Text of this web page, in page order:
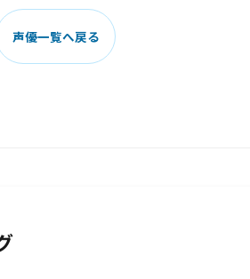
声優一覧へ戻る